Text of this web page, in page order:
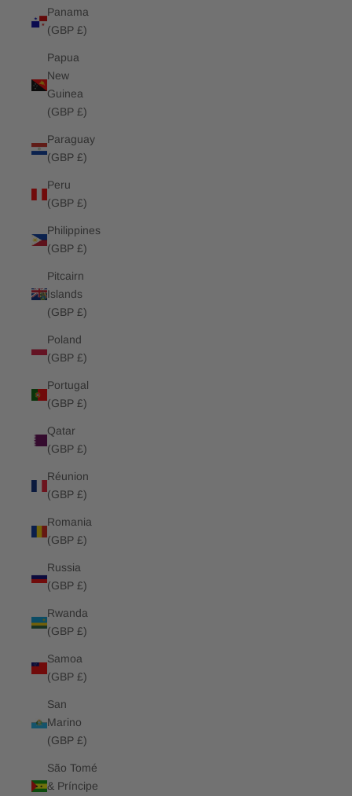
Panama
(GBP £)
Papua
New
Guinea
(GBP £)
Paraguay
(GBP £)
Peru
(GBP £)
Philippines
(GBP £)
Pitcairn
Islands
(GBP £)
Poland
(GBP £)
Portugal
(GBP £)
Qatar
(GBP £)
Réunion
(GBP £)
Romania
(GBP £)
Russia
(GBP £)
Rwanda
(GBP £)
Samoa
(GBP £)
San
Marino
(GBP £)
São Tomé
& Príncipe